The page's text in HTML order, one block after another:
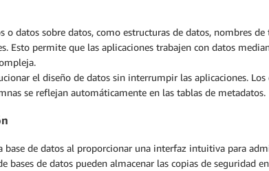
datos sobre datos, como estructuras de datos, nombres de
Esto permite que las aplicaciones trabajen con datos
el diseño de datos sin interrumpir las aplicaciones. Los
se reflejan automáticamente en las tablas de metadatos.
base de datos al proporcionar una interfaz intuitiva para
bases de datos pueden almacenar las copias de seguridad en